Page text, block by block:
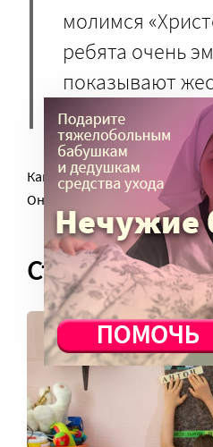
молимся
ребята очень
показывают
Воскресе из
Как можно сказать, что они
Они понимают.
Страхи уходят